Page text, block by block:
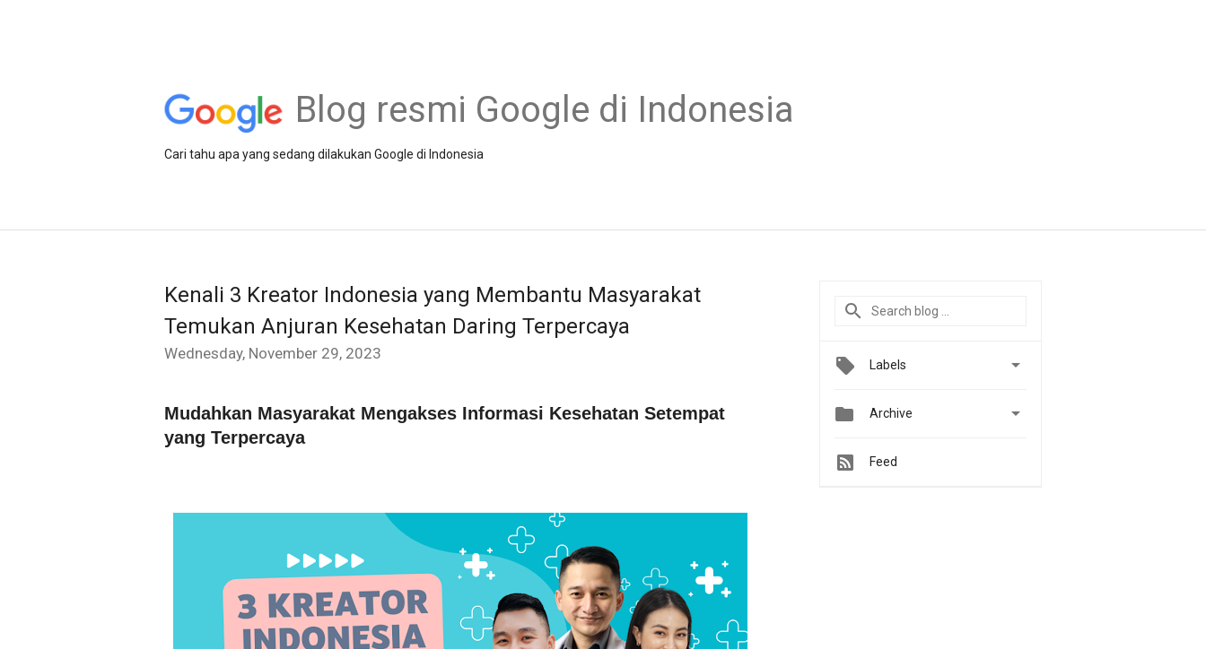
Blog resmi Google di Indonesia
Cari tahu apa yang sedang dilakukan Google di Indonesia
Kenali 3 Kreator Indonesia yang Membantu Masyarakat
Temukan Anjuran Kesehatan Daring Terpercaya
Wednesday, November 29, 2023
Mudahkan Masyarakat Mengakses Informasi Kesehatan Setempat
yang Terpercaya
Labels 
 Archive 
Feed